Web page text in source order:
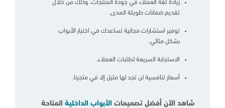
زيادة ثقة العملاء في جودة المنتجات، وذلك من خلال
تقديم ضمانات طويلة المدى.
توفير استشارات مجانية تساعدك في اختيار الأبواب
بشكل مثالي.
الاستجابة السريعة لطلبات العملاء.
أسعار تنافسية لن تجد لها مثيل إلا في متجرنا.
شاهد الآن أفضل تصميمات الأبواب الداخلية المتاحة